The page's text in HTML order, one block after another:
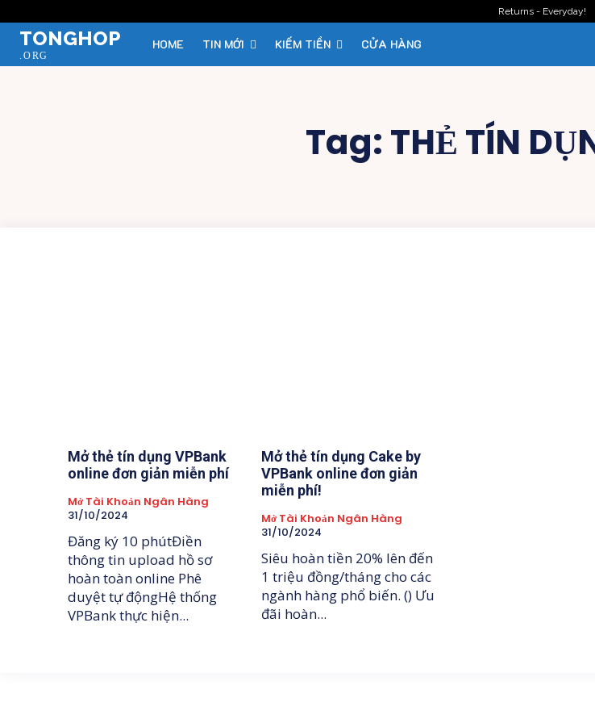
Returns - Everyday!
TONGHOP
.ORG
HOME TIN MỚI KIẾM TIỀN CỬA HÀNG
Tag: THẺ TÍN
Mở thẻ tín dụng VPBank
online đơn giản miễn phí
Mở Tài Khoản Ngân Hàng
31/10/2024
Đăng ký 10 phútĐiền
thông tin upload hồ sơ
hoàn toàn online Phê
duyệt tự độngHệ thống
VPBank thực hiện...
Mở thẻ tín dụng Cake by
VPBank online đơn giản
miễn phí!
Mở Tài Khoản Ngân Hàng
31/10/2024
Siêu hoàn tiền 20% lên đến
1 triệu đồng/tháng cho các
ngành hàng phổ biến. () Ưu
đãi hoàn...